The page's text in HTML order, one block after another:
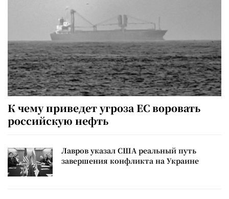
К чему приведет угроза ЕС воровать
российскую нефть
Лавров указал США реальный путь
завершения конфликта на Украине